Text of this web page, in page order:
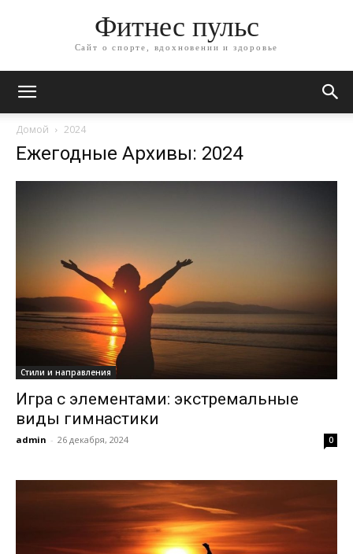
Фитнес пульс
Сайт о спорте, вдохновении и здоровье
Домой 2024
Ежегодные Архивы: 2024
Стили и направления
Игра с элементами: экстремальные
виды гимнастики
admin - 26 декабря, 2024 0